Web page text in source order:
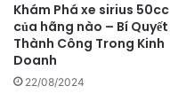
Khám Phá xe sirius 50cc
của hãng nào – Bí Quyết
Thành Công Trong Kinh
Doanh
22/08/2024